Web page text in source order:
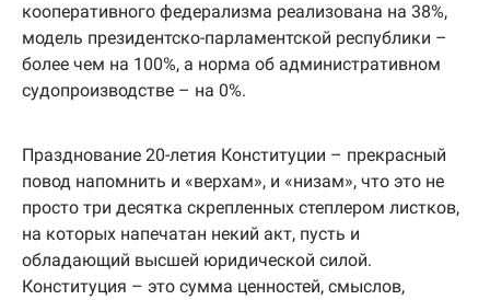
кооперативного федерализма реализована на 38%,
модель президентско-парламентской республики –
более чем на 100%, а норма об административном
судопроизводстве – на 0%.
Празднование 20-летия Конституции – прекрасный
повод напомнить и «верхам», и «низам», что это не
просто три десятка скрепленных степлером листков,
на которых напечатан некий акт, пусть и
обладающий высшей юридической силой.
Конституция – это сумма ценностей, смыслов,